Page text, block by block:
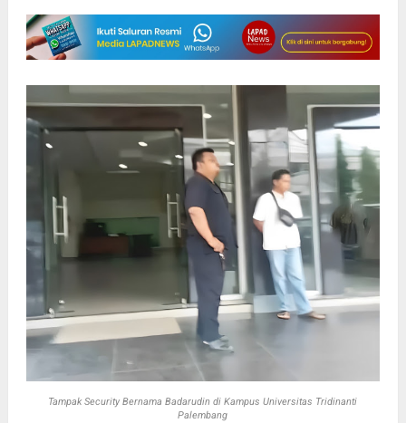
Tampak Security Bernama Badarudin di Kampus Universitas Tridinanti
Palembang